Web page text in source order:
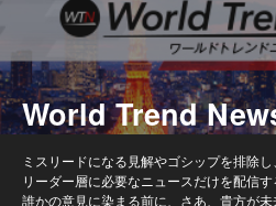
World Trend
ミスリードになる見解やゴシップを排除し、
リーダー層に必要なニュースだけを配信す
誰かの意見に染まる前に、さあ、貴方が